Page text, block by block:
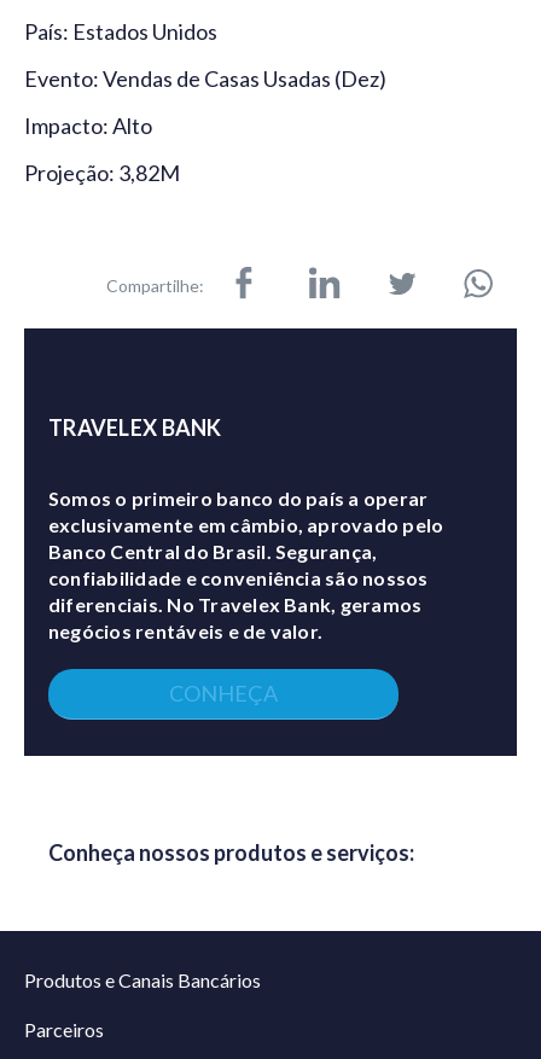
País: Estados Unidos
Evento: Vendas de Casas Usadas (Dez)
Impacto: Alto
Projeção: 3,82M
Compartilhe:
TRAVELEX BANK
Somos o primeiro banco do país a operar
exclusivamente em câmbio, aprovado pelo
Banco Central do Brasil. Segurança,
confiabilidade e conveniência são nossos
diferenciais. No Travelex Bank, geramos
negócios rentáveis e de valor.
CONHEÇA
Conheça nossos produtos e serviços:
Produtos e Canais Bancários
Parceiros